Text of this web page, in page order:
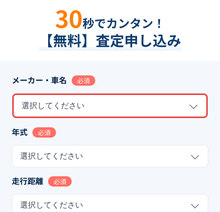
30秒でカンタン！
【無料】査定申し込み
メーカー・車名 必須
選択してください
年式 必須
選択してください
走行距離 必須
選択してください